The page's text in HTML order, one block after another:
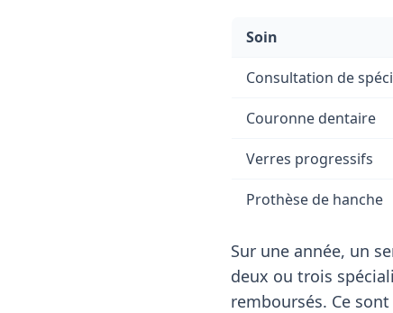
Soin
Consultation de
Couronne dentaire
Verres progressifs
Prothèse de hanche
Sur une année, un
deux ou trois
remboursés. Ce